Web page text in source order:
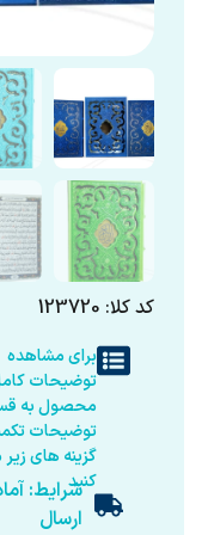
کد کلا: 123720
برای مشاهده
توضیحات
محصول به
توضیحات
گزینه های
کنیدشرایط:
ارسال